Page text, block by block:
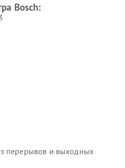
Bosch:
перерывов и выходных